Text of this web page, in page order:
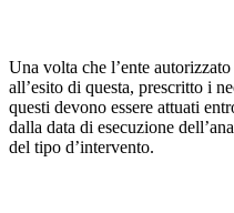
Una volta che l’ente
all’esito di questa, prescritto i
questi devono essere attuati
dalla data di esecuzione
del tipo d’intervento.